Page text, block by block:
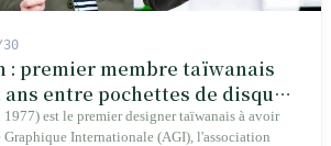
: premier membre taïwanais
entre pochettes de disques
nationale
est le premier designer taïwanais à avoir
Internationale (AGI), l'association